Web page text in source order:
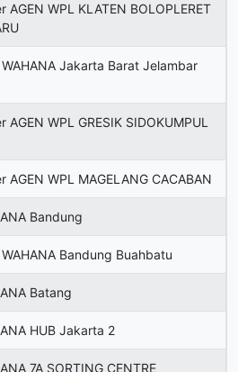
WPL KLATEN BOLOPLERET
Jakarta Barat Jelambar
WPL GRESIK SIDOKUMPUL
WPL MAGELANG CACABAN
Bandung
Bandung Buahbatu
Batang
HUB Jakarta 2
7A SORTING CENTRE